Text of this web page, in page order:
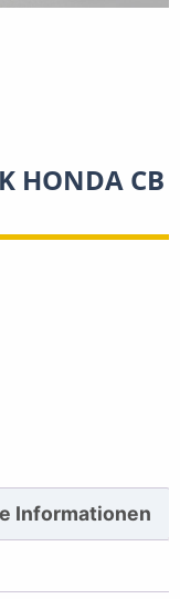
HONDA CB
Informationen